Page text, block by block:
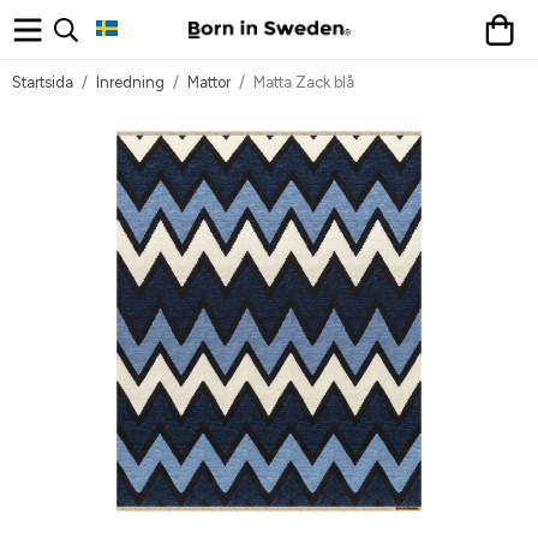
Startsida / Inredning / Mattor / Matta Zack blå